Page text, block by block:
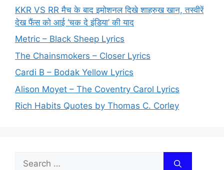
KKR VS RR मैच के बाद इमोशनल दिखे शाहरुख खान, तस्वीरें
देख फैंस को आई ‘चक दे इंडिया’ की याद
Metric – Black Sheep Lyrics
The Chainsmokers – Closer Lyrics
Cardi B – Bodak Yellow Lyrics
Alison Moyet – The Coventry Carol Lyrics
Rich Habits Quotes by Thomas C. Corley
Search